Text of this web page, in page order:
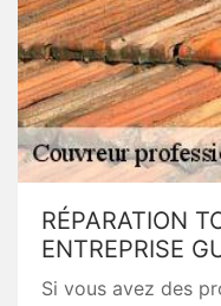
RÉPARATION
ENTREPRISE
Si vous avez des